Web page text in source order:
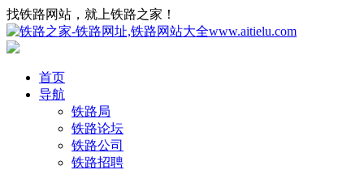
找铁路网站，就上铁路之家！
首页
导航
铁路局
铁路论坛
铁路公司
铁路招聘